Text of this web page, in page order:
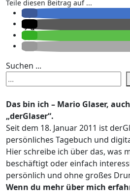
Teile diesen Beitrag auf ...
Suchen ...
Das bin ich – Mario Glaser,
„derGlaser“.
Seit dem 18. Januar 2011 ist
persönliches Tagebuch und
Hier schreibe ich über das, was
beschäftigt oder einfach
persönlich und ohne großes
Wenn du mehr über mich